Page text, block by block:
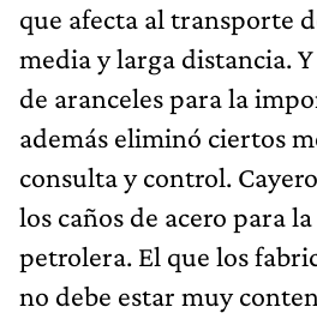
que afecta al transporte
media y larga distancia.
de aranceles para la
además eliminó ciertos
consulta y control.
los caños de acero para
petrolera. El que los
no debe estar muy